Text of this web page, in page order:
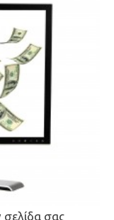
σας